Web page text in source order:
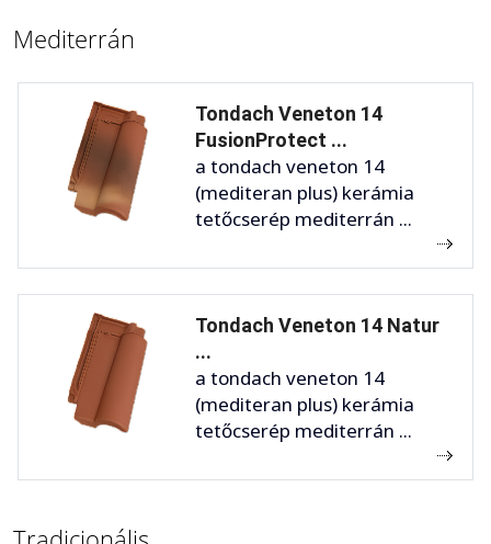
Mediterrán
Tondach Veneton 14
FusionProtect ...
a tondach veneton 14
(mediteran plus) kerámia
tetőcserép mediterrán ...
Tondach Veneton 14 Natur
...
a tondach veneton 14
(mediteran plus) kerámia
tetőcserép mediterrán ...